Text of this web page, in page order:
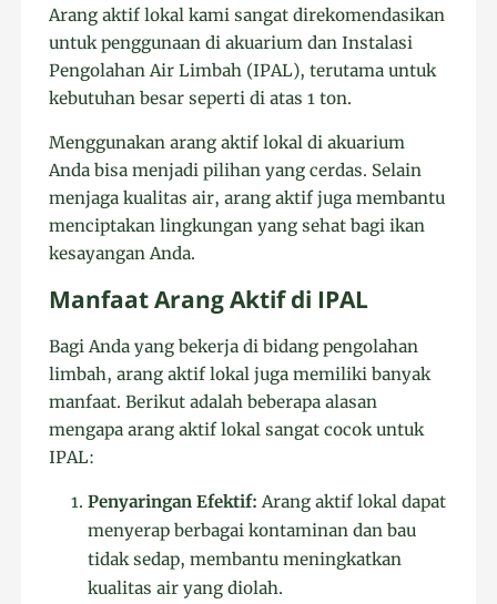
Arang aktif lokal kami sangat direkomendasikan
untuk penggunaan di akuarium dan Instalasi
Pengolahan Air Limbah (IPAL), terutama untuk
kebutuhan besar seperti di atas 1 ton.
Menggunakan arang aktif lokal di akuarium
Anda bisa menjadi pilihan yang cerdas. Selain
menjaga kualitas air, arang aktif juga membantu
menciptakan lingkungan yang sehat bagi ikan
kesayangan Anda.
Manfaat Arang Aktif di IPAL
Bagi Anda yang bekerja di bidang pengolahan
limbah, arang aktif lokal juga memiliki banyak
manfaat. Berikut adalah beberapa alasan
mengapa arang aktif lokal sangat cocok untuk
IPAL:
Penyaringan Efektif: Arang aktif lokal dapat
menyerap berbagai kontaminan dan bau
tidak sedap, membantu meningkatkan
kualitas air yang diolah.